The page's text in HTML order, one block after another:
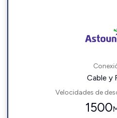
Cable y
Velocidades de
1500